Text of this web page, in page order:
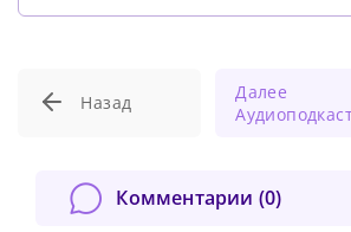
Назад
Далее
Аудиоподкаст: У каждого 25-го человека
Комментарии (0)